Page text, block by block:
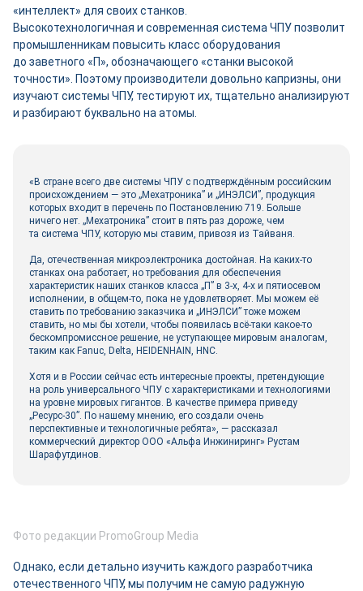
«интеллект» для своих станков.
Высокотехнологичная и современная система ЧПУ позволит
промышленникам повысить класс оборудования
до заветного «П», обозначающего «станки высокой
точности». Поэтому производители довольно капризны, они
изучают системы ЧПУ, тестируют их, тщательно анализируют
и разбирают буквально на атомы.
«В стране всего две системы ЧПУ с подтверждённым российским
происхождением — это „Мехатроника” и „ИНЭЛСИ”, продукция
которых входит в перечень по Постановлению 719. Больше
ничего нет. „Мехатроника” стоит в пять раз дороже, чем
та система ЧПУ, которую мы ставим, привозя из Тайваня.
Да, отечественная микроэлектроника достойная. На каких‑то
станках она работает, но требования для обеспечения
характеристик наших станков класса „П” в 3‑х, 4‑х и пятиосевом
исполнении, в общем‑то, пока не удовлетворяет. Мы можем её
ставить по требованию заказчика и „ИНЭЛСИ” тоже можем
ставить, но мы бы хотели, чтобы появилась всё‑таки какое‑то
бескомпромиссное решение, не уступающее мировым аналогам,
таким как Fanuc, Delta, HEIDENHAIN, HNC.
Хотя и в России сейчас есть интересные проекты, претендующие
на роль универсального ЧПУ с характеристиками и технологиями
на уровне мировых гигантов. В качестве примера приведу
„Ресурс‑30”. По нашему мнению, его создали очень
перспективные и технологичные ребята», — рассказал
коммерческий директор ООО «Альфа Инжиниринг» Рустам
Шарафутдинов.
Фото редакции PromoGroup Media
Однако, если детально изучить каждого разработчика
отечественного ЧПУ, мы получим не самую радужную